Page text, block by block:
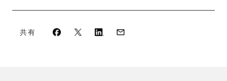
共有